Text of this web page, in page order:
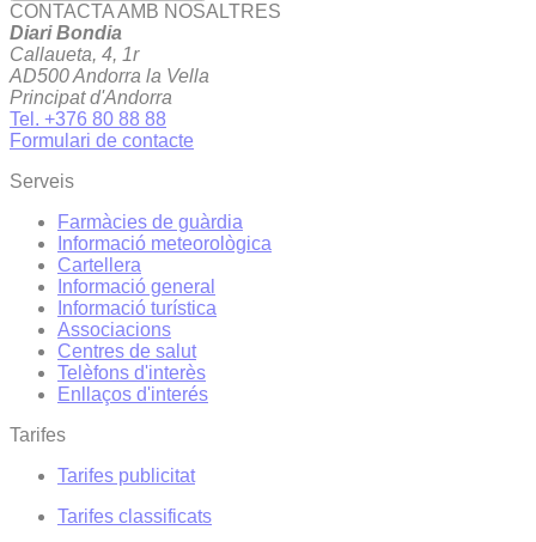
CONTACTA AMB NOSALTRES
Diari Bondia
Callaueta, 4, 1r
AD500 Andorra la Vella
Principat d'Andorra
Tel. +376 80 88 88
Formulari de contacte
Serveis
Farmàcies de guàrdia
Informació meteorològica
Cartellera
Informació general
Informació turística
Associacions
Centres de salut
Telèfons d'interès
Enllaços d'interés
Tarifes
Tarifes publicitat
Tarifes classificats